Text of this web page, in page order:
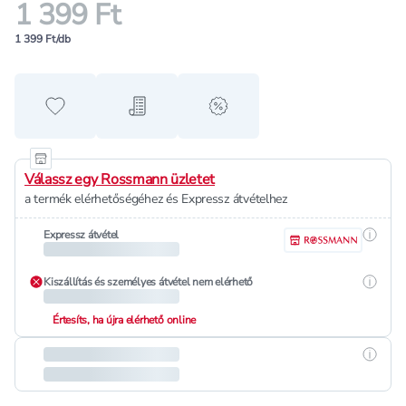
1 399 Ft
1 399 Ft/db
Hozzáadás a kedvencekhez
Hozzáadás a bevásárló listához
alert when on sale
Válassz egy Rossmann üzletet
a termék elérhetőségéhez és Expressz átvételhez
Expressz átvétel
Kiszállítás és személyes átvétel nem elérhető
Értesíts, ha újra elérhető online